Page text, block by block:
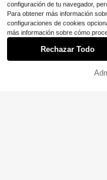
¡22%
configuración de tu navegador,
Para obtener más información
configuraciones de cookies
más información sobre cómo
Rechazar Todo